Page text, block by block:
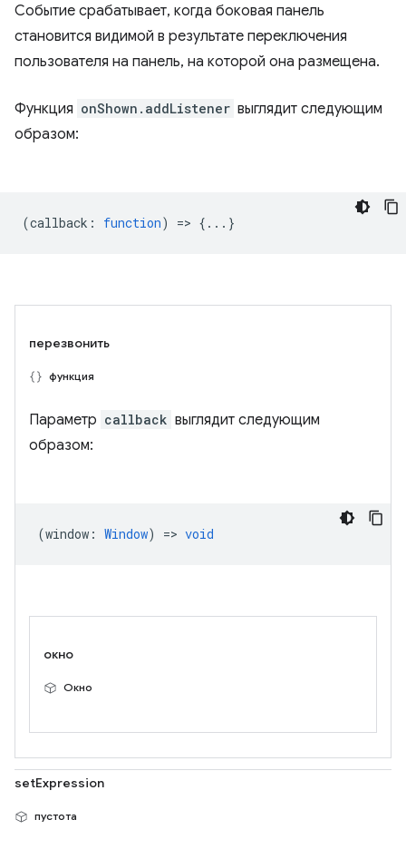
Событие срабатывает, когда боковая панель
становится видимой в результате переключения
пользователя на панель, на которой она размещена.
Функция onShown.addListener выглядит следующим
образом:
(callback : function) => {...}
перезвонить
функция
Параметр callback выглядит следующим
образом:
(window : Window) => void
окно
Окно
setExpression
пустота